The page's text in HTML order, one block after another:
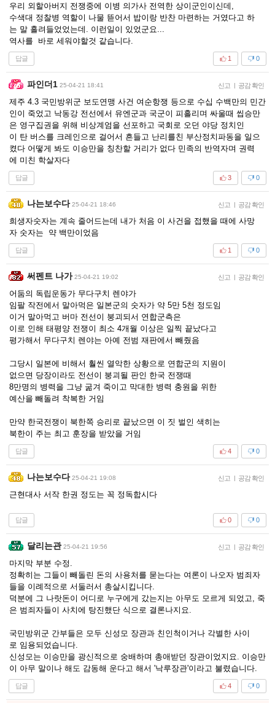
우리 외할아버지 전쟁중에 이병 의가사 전역한 상이군인이신데,
수색대 정찰병 역할이 나물 뜯어서 밥이랑 반찬 마련하는 거였다고 하
는 말 흘려들었었는데. 이런일이 있었군요...
역사를 바로 세워야할것 같습니다.
답글 0
1
파인더1 25-04-21 18:41 신고 | 공감 확인
제주 4.3 국민방위군 보도연맹 사건 여순항쟁 등으로 수십 수백만의 민간
인이 죽었고 낙동강 전선에서 유엔군과 국군이 피흘리며 싸울때 씹승만
은 영구집권을 위해 비상계엄을 선포하고 국회로 오던 야당 정치인
이 탄 버스를 크레인으로 걸어서 흔들고 난리를친 부산정치파동을 일으
켰다 어떻게 봐도 이승만을 칭찬할 거리가 없다 민족의 반역자며 권력
에 미친 학살자다
답글 0
3
나는보수다 25-04-21 18:46 신고 | 공감 확인
희생자숫자는 계속 줄어드는데 내가 처음 이 사건을 접했을 때에 사망
자 숫자는 약 백만이었음
답글 0
1
써펜트 나가 25-04-21 19:02 신고 | 공감 확인
어둠의 독립운동가 무다구치 렌야가
임팔 작전에서 말아먹은 일본군의 숫자가 약 5만 5천 정도임
이거 말아먹고 버마 전선이 붕괴되서 연합군측은
이로 인해 태평양 전쟁이 최소 4개월 이상은 일찍 끝났다고
평가해서 무다구치 렌야는 아예 전범 재판에서 빼줬음
그당시 일본에 비해서 훨씬 열악한 상황으로 연합군의 지원이
없으면 당장이라도 전선이 붕괴될 판인 한국 전쟁때
8만명의 병력을 그냥 굶겨 죽이고 막대한 병력 충원을 위한
예산을 빼돌려 착복한 거임
만약 한국전쟁이 북한쪽 승리로 끝났으면 이 짓 벌인 색히는
북한이 주는 최고 훈장을 받았을 거임
답글 0
4
나는보수다 25-04-21 19:08 신고 | 공감 확인
근현대사 서작 한권 정도는 꼭 정독합시다
답글 0
0
달리는관 25-04-21 19:56 신고 | 공감 확인
마지막 부분 수정.
정확히는 그들이 빼돌린 돈의 사용처를 묻는다는 여론이 나오자 범죄자
들을 이례적으로 서둘러서 총살시킵니다.
덕분에 그 나랏돈이 어디로 누구에게 갔는지는 아무도 모르게 되었고, 죽
은 범죄자들이 사치에 탕진했단 식으로 결론나지요.
국민방위군 간부들은 모두 신성모 장관과 친인척이거나 각별한 사이
로 임용되었습니다.
신성모는 이승만을 광신적으로 숭배하며 총애받던 장관이었지요. 이승만
이 아무 말이나 해도 감동해 운다고 해서 '낙루장관'이라고 불렸습니다.
답글 0
4